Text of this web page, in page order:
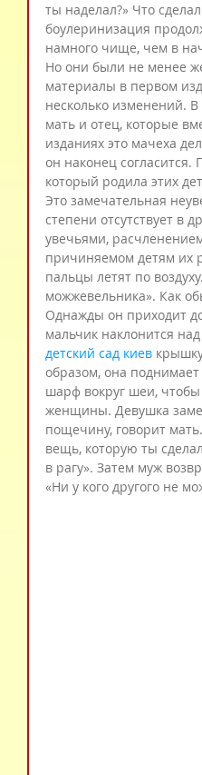
ты наделал?» Что
боулеринизация
намного чище, чем в
Но они были не менее
материалы в первом
несколько изменений.
мать и отец, которые
изданиях это мачеха
он наконец
который родила этих
Это замечательная
степени отсутствует в
увечьями,
причиняемом детям их
пальцы летят по
можжевельника». Как
Однажды он приходит
мальчик наклонится
детский сад киев
образом, она
шарф вокруг шеи,
женщины. Девушка
пощечину, говорит
вещь, которую ты
в рагу». Затем муж
«Ни у кого другого не